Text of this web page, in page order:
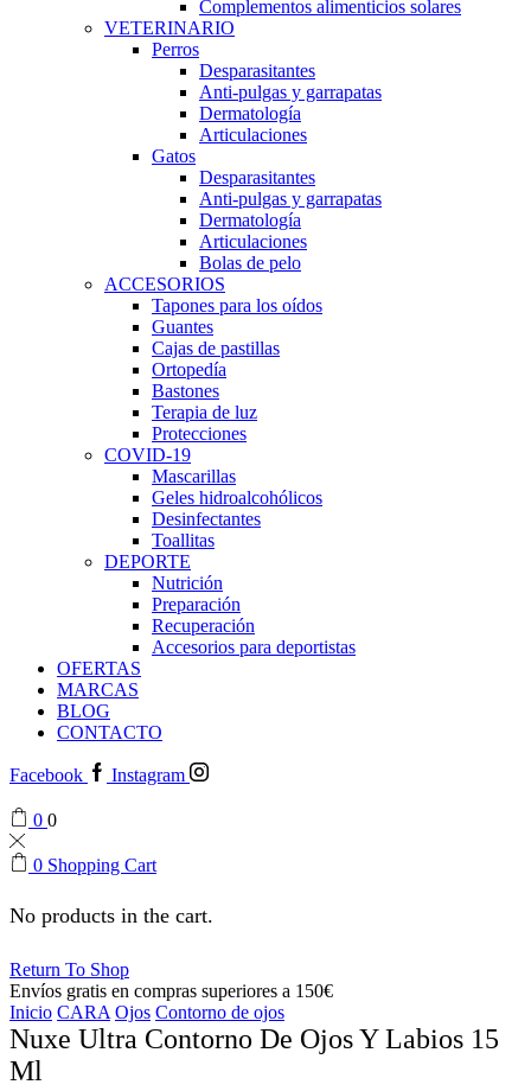
Complementos alimenticios solares
VETERINARIO
Perros
Desparasitantes
Anti-pulgas y garrapatas
Dermatología
Articulaciones
Gatos
Desparasitantes
Anti-pulgas y garrapatas
Dermatología
Articulaciones
Bolas de pelo
ACCESORIOS
Tapones para los oídos
Guantes
Cajas de pastillas
Ortopedía
Bastones
Terapia de luz
Protecciones
COVID-19
Mascarillas
Geles hidroalcohólicos
Desinfectantes
Toallitas
DEPORTE
Nutrición
Preparación
Recuperación
Accesorios para deportistas
OFERTAS
MARCAS
BLOG
CONTACTO
Facebook Instagram
0 0
0 Shopping Cart
No products in the cart.
Return To Shop
Envíos gratis en compras superiores a 150€
Inicio CARA Ojos Contorno de ojos
Nuxe Ultra Contorno De Ojos Y Labios 15
Ml